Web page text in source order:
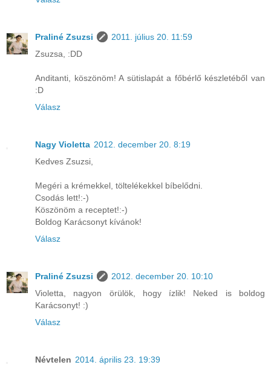
Praliné Zsuzsi
2011. július 20. 11:59
Zsuzsa, :DD
Anditanti, köszönöm! A sütislapát a főbérlő készletéből van
:D
Válasz
Nagy Violetta 2012. december 20. 8:19
Kedves Zsuzsi,
Megéri a krémekkel, töltelékekkel bíbelődni.
Csodás lett!:-)
Köszönöm a receptet!:-)
Boldog Karácsonyt kívánok!
Válasz
Praliné Zsuzsi
2012. december 20. 10:10
Violetta, nagyon örülök, hogy ízlik! Neked is boldog
Karácsonyt! :)
Válasz
Névtelen 2014. április 23. 19:39